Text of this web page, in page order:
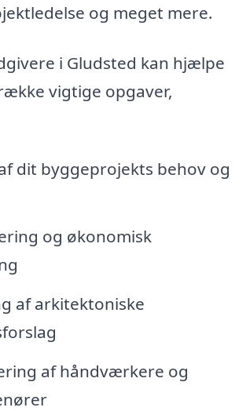
og meget mere.
i Gludsted kan hjælpe
vigtige opgaver,
dit byggeprojekts behov og
og økonomisk
af arkitektoniske
af håndværkere og